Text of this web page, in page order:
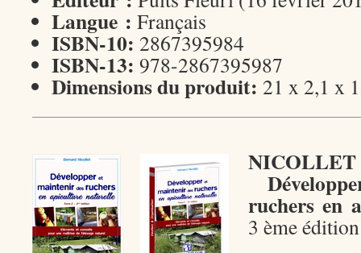
Langue : Français
ISBN-10: 2867395984
ISBN-13: 978-2867395987
Dimensions du produit: 21 x 2,1 x
ruchers en
3 ème